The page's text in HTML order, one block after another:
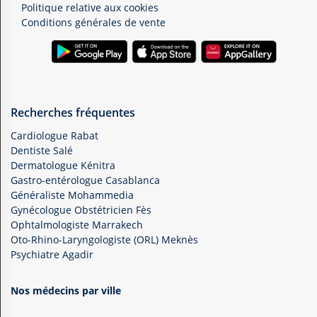
Politique relative aux cookies
Conditions générales de vente
Recherches fréquentes
Cardiologue Rabat
Dentiste Salé
Dermatologue Kénitra
Gastro-entérologue Casablanca
Généraliste Mohammedia
Gynécologue Obstétricien Fès
Ophtalmologiste Marrakech
Oto-Rhino-Laryngologiste (ORL) Meknès
Psychiatre Agadir
Nos médecins par ville